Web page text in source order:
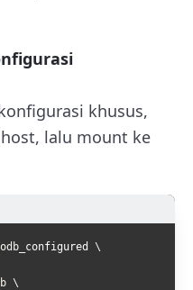
khusus,
lalu mount ke
configured
\
\